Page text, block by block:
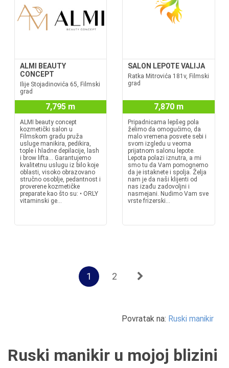
ALMI BEAUTY
CONCEPT
Ilije Stojadinovića 65, Filmski
grad
7,795 m
ALMI beauty concept
kozmetički salon u
Filmskom gradu pruža
usluge manikira, pedikira,
tople i hladne depilacije, lash
i brow lifta... Garantujemo
kvalitetnu uslugu iz bilo koje
oblasti, visoko obrazovano
stručno osoblje, pedantnost i
proverene kozmetičke
preparate kao što su: • ORLY
vitaminski ge...
SALON LEPOTE VALIJA
Ratka Mitrovića 181v, Filmski
grad
7,870 m
Pripadnicama lepšeg pola
želimo da omogućimo, da
malo vremena posvete sebi i
svom izgledu u veoma
prijatnom salonu lepote.
Lepota polazi iznutra, a mi
smo tu da Vam pomognemo
da je istaknete i spolja. Želja
nam je da naši klijenti od
nas izađu zadovoljni i
nasmejani. Nudimo Vam sve
vrste frizerski...
1 2
Povratak na: Ruski manikir
Ruski manikir u mojoj blizini